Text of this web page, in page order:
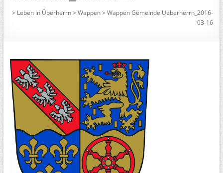
> Leben in Überherrn>Wappen>Wappen Gemeinde Ueberherrn_2016-
03-16